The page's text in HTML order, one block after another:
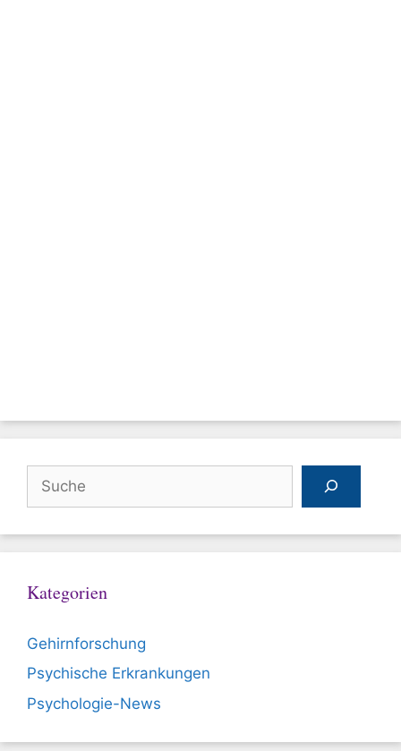
Kategorien
Gehirnforschung
Psychische Erkrankungen
Psychologie-News